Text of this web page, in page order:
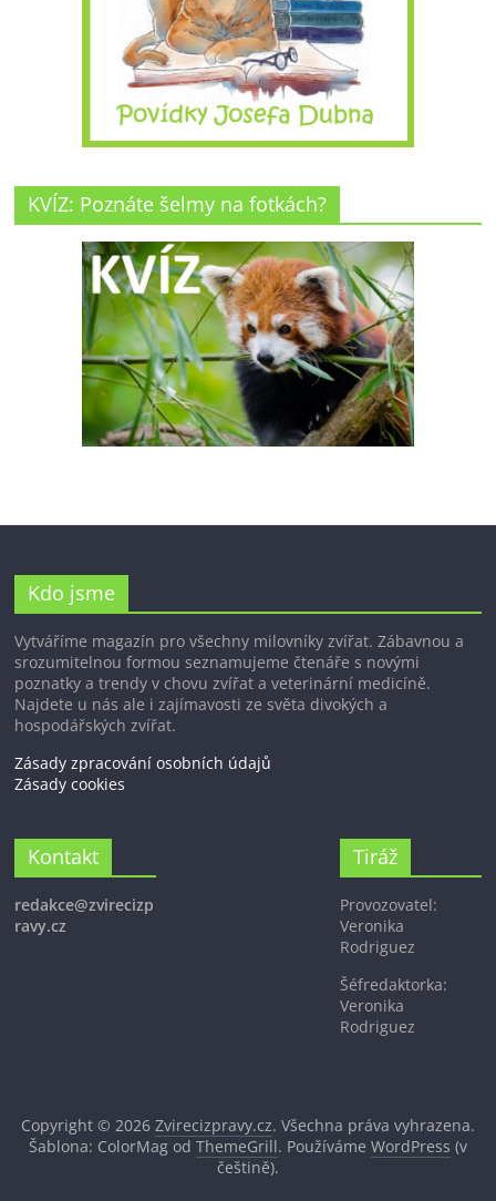
KVÍZ: Poznáte šelmy na fotkách?
Kdo jsme
Vytváříme magazín pro všechny milovníky zvířat. Zábavnou a
srozumitelnou formou seznamujeme čtenáře s novými
poznatky a trendy v chovu zvířat a veterinární medicíně.
Najdete u nás ale i zajímavosti ze světa divokých a
hospodářských zvířat.
Zásady zpracování osobních údajů
Zásady cookies
Kontakt
redakce@zvirecizp
ravy.cz
Tiráž
Provozovatel:
Veronika
Rodriguez
Šéfredaktorka:
Veronika
Rodriguez
Copyright © 2026 Zvirecizpravy.cz. Všechna práva vyhrazena.
Šablona: ColorMag od ThemeGrill. Používáme WordPress (v
češtině).